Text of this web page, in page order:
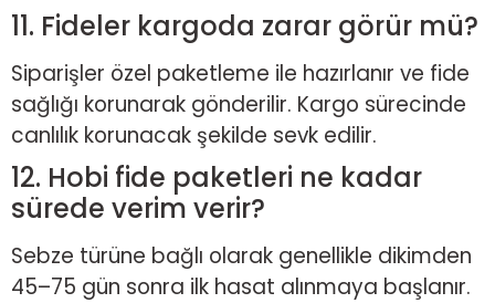
11. Fideler kargoda zarar görür mü?
Siparişler özel paketleme ile hazırlanır ve fide
sağlığı korunarak gönderilir. Kargo sürecinde
canlılık korunacak şekilde sevk edilir.
12. Hobi fide paketleri ne kadar
sürede verim verir?
Sebze türüne bağlı olarak genellikle dikimden
45–75 gün sonra ilk hasat alınmaya başlanır.